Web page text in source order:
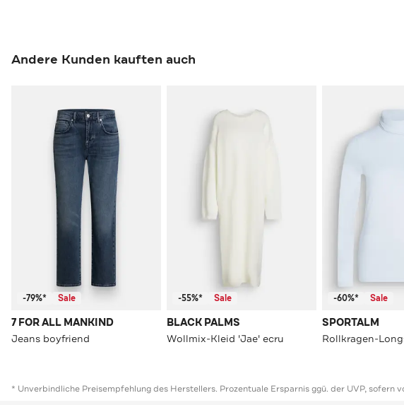
Andere Kunden kauften auch
-79%* Sale
7 FOR ALL MANKIND
Jeans boyfriend
-55%* Sale
BLACK PALMS
Wollmix-Kleid 'Jae' ecru
-60%* Sale
SPORTALM
* Unverbindliche Preisempfehlung des Herstellers. Prozentuale Ersparnis ggü. der UVP, sofern